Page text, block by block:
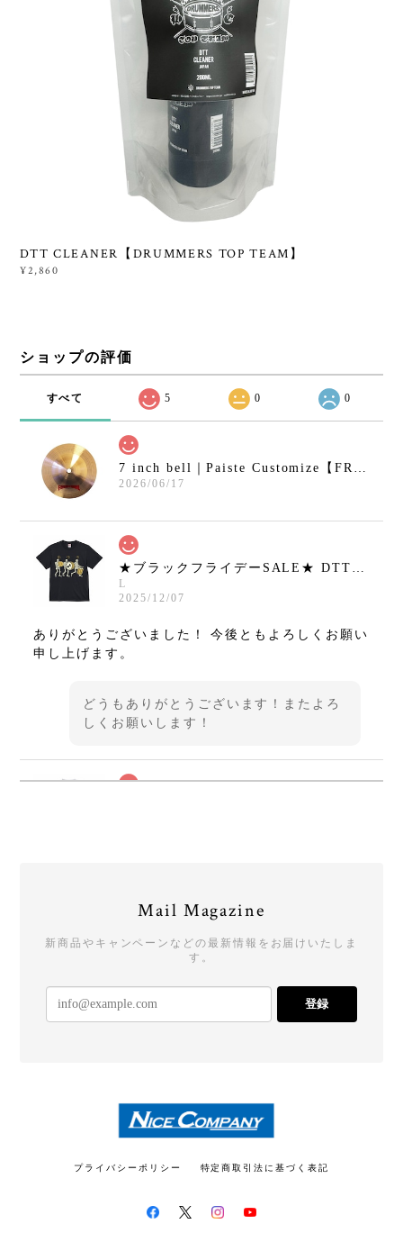
DTT CLEANER【DRUMMERS TOP TEAM】
¥2,860
ショップの評価
すべて 5 0 0
7 inch bell｜Paiste Customize【FRANKEN CYMBAL】
2026/06/17
★ブラックフライデーSALE★ DTT Tシャツ hirotton 01 BLACK【DRUMMERS TOP TEAM】
L
2025/12/07
ありがとうございました！ 今後ともよろしくお願い
申し上げます。
どうもありがとうございます！またよろ
しくお願いします！
ご購入ありがとうございました！またよ
ろしくお願いいたします！
★ブラックフライデーSALE★ Tシャツ type01 BLACK【DRUMMERS TOP TEAM】
ご購入ありがとうございます！今後とも
Mail Magazine
新商品やキャンペーンなどの最新情報をお届けいたしま
す。
登録
プライバシーポリシー 特定商取引法に基づく表記